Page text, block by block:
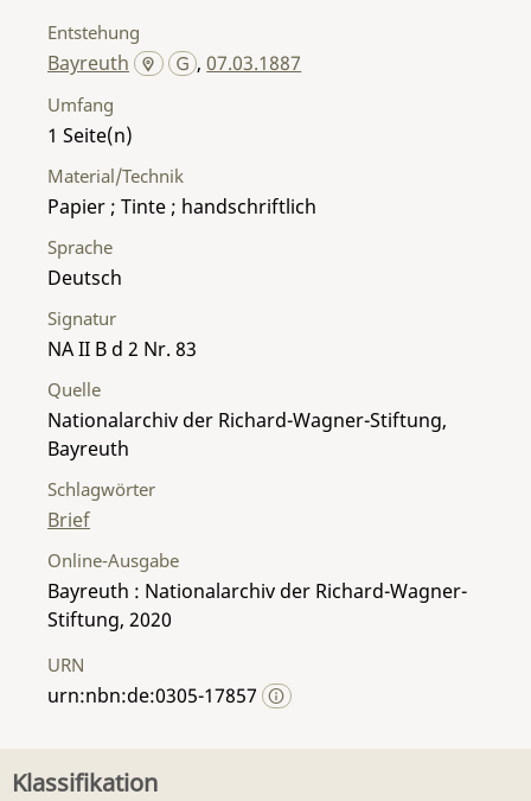
Entstehung
Bayreuth ,07.03.1887
Umfang
1
Material/Technik
Papier ; Tinte ; handschriftlich
Sprache
Deutsch
Signatur
NA II B d 2 Nr. 83
Quelle
Nationalarchiv der Richard-Wagner-Stiftung,
Bayreuth
Schlagwörter
Brief
Online-Ausgabe
Bayreuth : Nationalarchiv der Richard-Wagner-
Stiftung, 2020
URN
urn:nbn:de:0305-17857
Klassifikation